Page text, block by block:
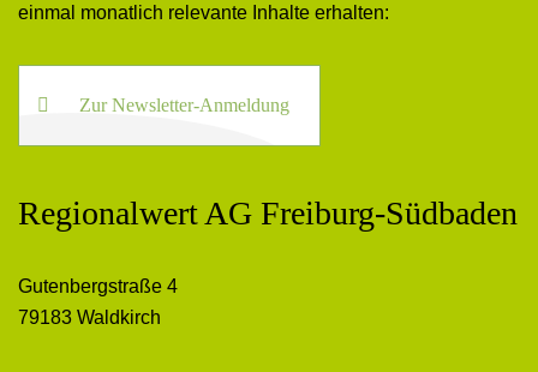
einmal monatlich relevante Inhalte erhalten:
Zur Newsletter-Anmeldung
Regionalwert AG Freiburg-Südbaden
Gutenbergstraße 4
79183 Waldkirch